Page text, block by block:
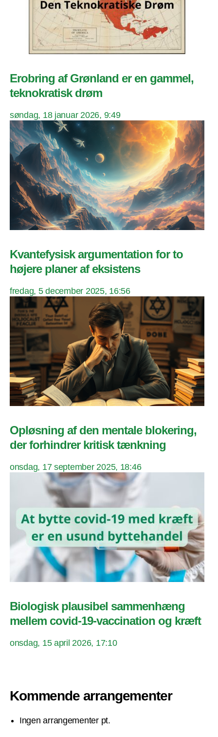
Erobring af Grønland er en gammel,
teknokratisk drøm
søndag, 18 januar 2026, 9:49
Kvantefysisk argumentation for to
højere planer af eksistens
fredag, 5 december 2025, 16:56
Opløsning af den mentale blokering,
der forhindrer kritisk tænkning
onsdag, 17 september 2025, 18:46
Biologisk plausibel sammenhæng
mellem covid-19-vaccination og kræft
onsdag, 15 april 2026, 17:10
Kommende arrangementer
Ingen arrangementer pt.